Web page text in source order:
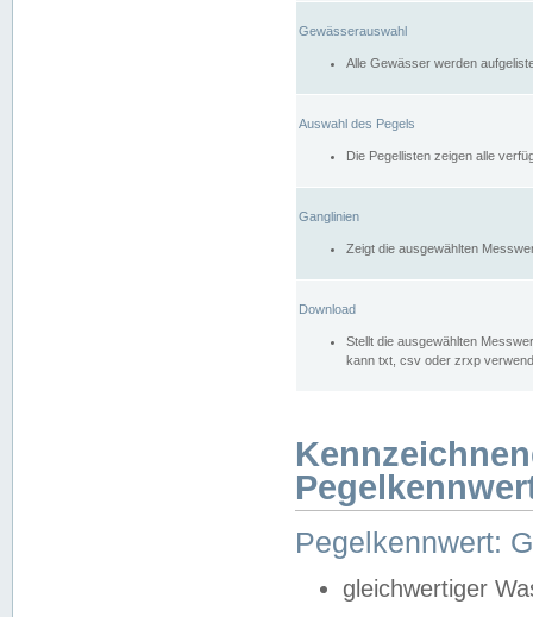
Gewässerauswahl
Alle Gewässer werden
Auswahl des Pegels
Die Pegellisten zeigen alle
Ganglinien
Zeigt die ausgewählten
Download
Stellt die ausgewählten
kann txt, csv oder zrxp
Pegelkennwert:
gleichwertiger